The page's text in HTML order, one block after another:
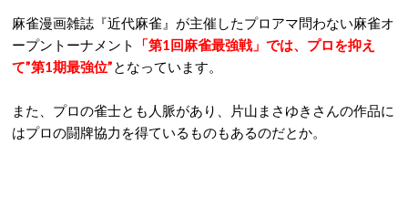
麻雀漫画雑誌『近代麻雀』が主催したプロアマ問わない麻雀オ
ープントーナメント
「第1回麻雀最強戦」では、プロを抑え
て”第1期最強位”となっています。
また、プロの雀士とも人脈があり、片山まさゆきさんの作品に
はプロの闘牌協力を得ているものもあるのだとか。